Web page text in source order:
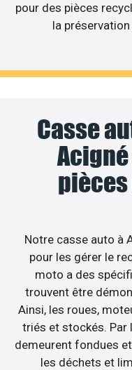
pour des pièces
la
Casse
Notre casse auto à
pour les gérer le
moto a des
trouvent être
Ainsi, les roues,
triés et stockés. Par
demeurent fondues
les déchets et